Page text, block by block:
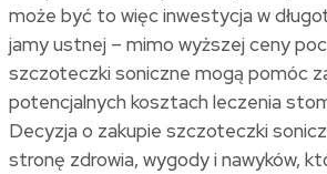
może być to więc inwestycja w
jamy ustnej – mimo wyższej ceny
szczoteczki soniczne mogą pomóc
potencjalnych kosztach leczenia
Decyzja o zakupie szczoteczki
stronę zdrowia, wygody i nawyków,